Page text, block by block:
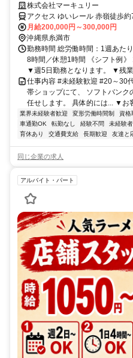
ク”の販売スタッフ #昇給賞与年2回
株式会社マーキュリー
アクセス ゆいレール 赤嶺徒歩
ゆいレール 奥武山公園徒歩約92
口」停留所から徒歩約3分
月給200,000円～300,000円
沖縄県糸満市
勤務時間 総労働時間：1週あた
8時間／休憩1時間 《シフト例
▼週5日勤務となります。 ▼残
仕事内容 #未経験歓迎 #20～30
帯ショップにて、 ソフトバンク
任せします。 具体的には... ▼お
業界未経験者歓迎 変形労働時間制 資格
車通勤OK
転勤なし 経験不問 未経験
育休あり
交通費支給 長期歓迎 友達と
同じ企業の求人
アルバイト・パート